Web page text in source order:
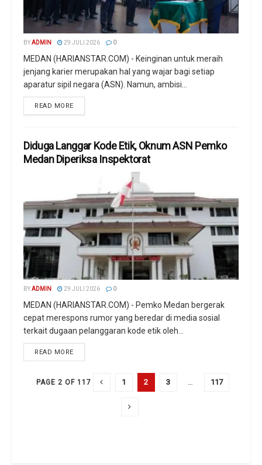
BYADMIN 29 JULI 2026 0
MEDAN (HARIANSTAR.COM) - Keinginan untuk meraih
jenjang karier merupakan hal yang wajar bagi setiap
aparatur sipil negara (ASN). Namun, ambisi...
READ MORE
Diduga Langgar Kode Etik, Oknum ASN Pemko
Medan Diperiksa Inspektorat
BYADMIN 29 JULI 2026 0
MEDAN (HARIANSTAR.COM) - Pemko Medan bergerak
cepat merespons rumor yang beredar di media sosial
terkait dugaan pelanggaran kode etik oleh...
READ MORE
PAGE 2 OF 117 1 2 3 … 117